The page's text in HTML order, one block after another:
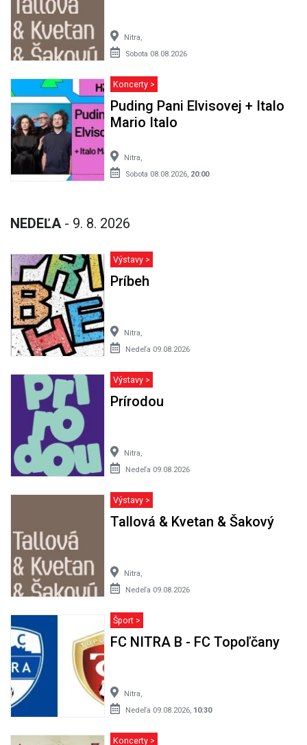
Nitra,
Sobota 08.08.2026
Koncerty >
Puding Pani Elvisovej + Italo
Mario Italo
Nitra,
Sobota 08.08.2026, 20:00
NEDEĽA - 9. 8. 2026
Výstavy >
Príbeh
Nitra,
Nedeľa 09.08.2026
Výstavy >
Prírodou
Nitra,
Nedeľa 09.08.2026
Výstavy >
Tallová & Kvetan & Šakový
Nitra,
Nedeľa 09.08.2026
Šport >
FC NITRA B - FC Topoľčany
Nitra,
Nedeľa 09.08.2026, 10:30
Koncerty >